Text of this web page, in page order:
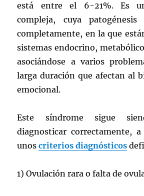
está entre el 6-21%. Es
compleja, cuya
completamente, en la que
sistemas endocrino,
asociándose a varios
larga duración que afectan al
emocional.
Este síndrome sigue
diagnosticar correctamente,
unoscriterios diagnósticos
1) Ovulación rara o falta de